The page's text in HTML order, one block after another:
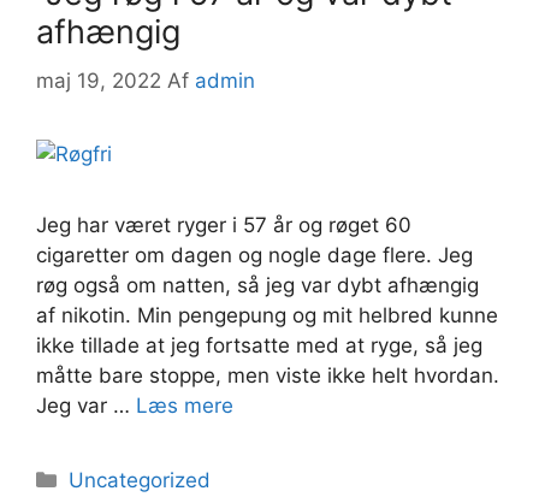
afhængig
maj 19, 2022 Af admin
Jeg har været ryger i 57 år og røget 60
cigaretter om dagen og nogle dage flere. Jeg
røg også om natten, så jeg var dybt afhængig
af nikotin. Min pengepung og mit helbred kunne
ikke tillade at jeg fortsatte med at ryge, så jeg
måtte bare stoppe, men viste ikke helt hvordan.
Jeg var … Læs mere
Kategorier
Uncategorized